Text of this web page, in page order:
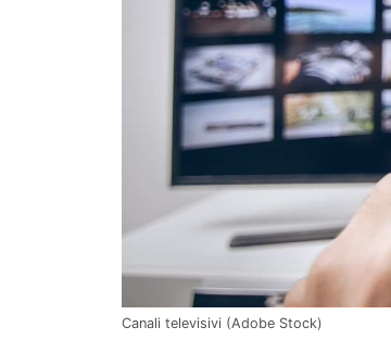
Canali televisivi (Adobe Stock)